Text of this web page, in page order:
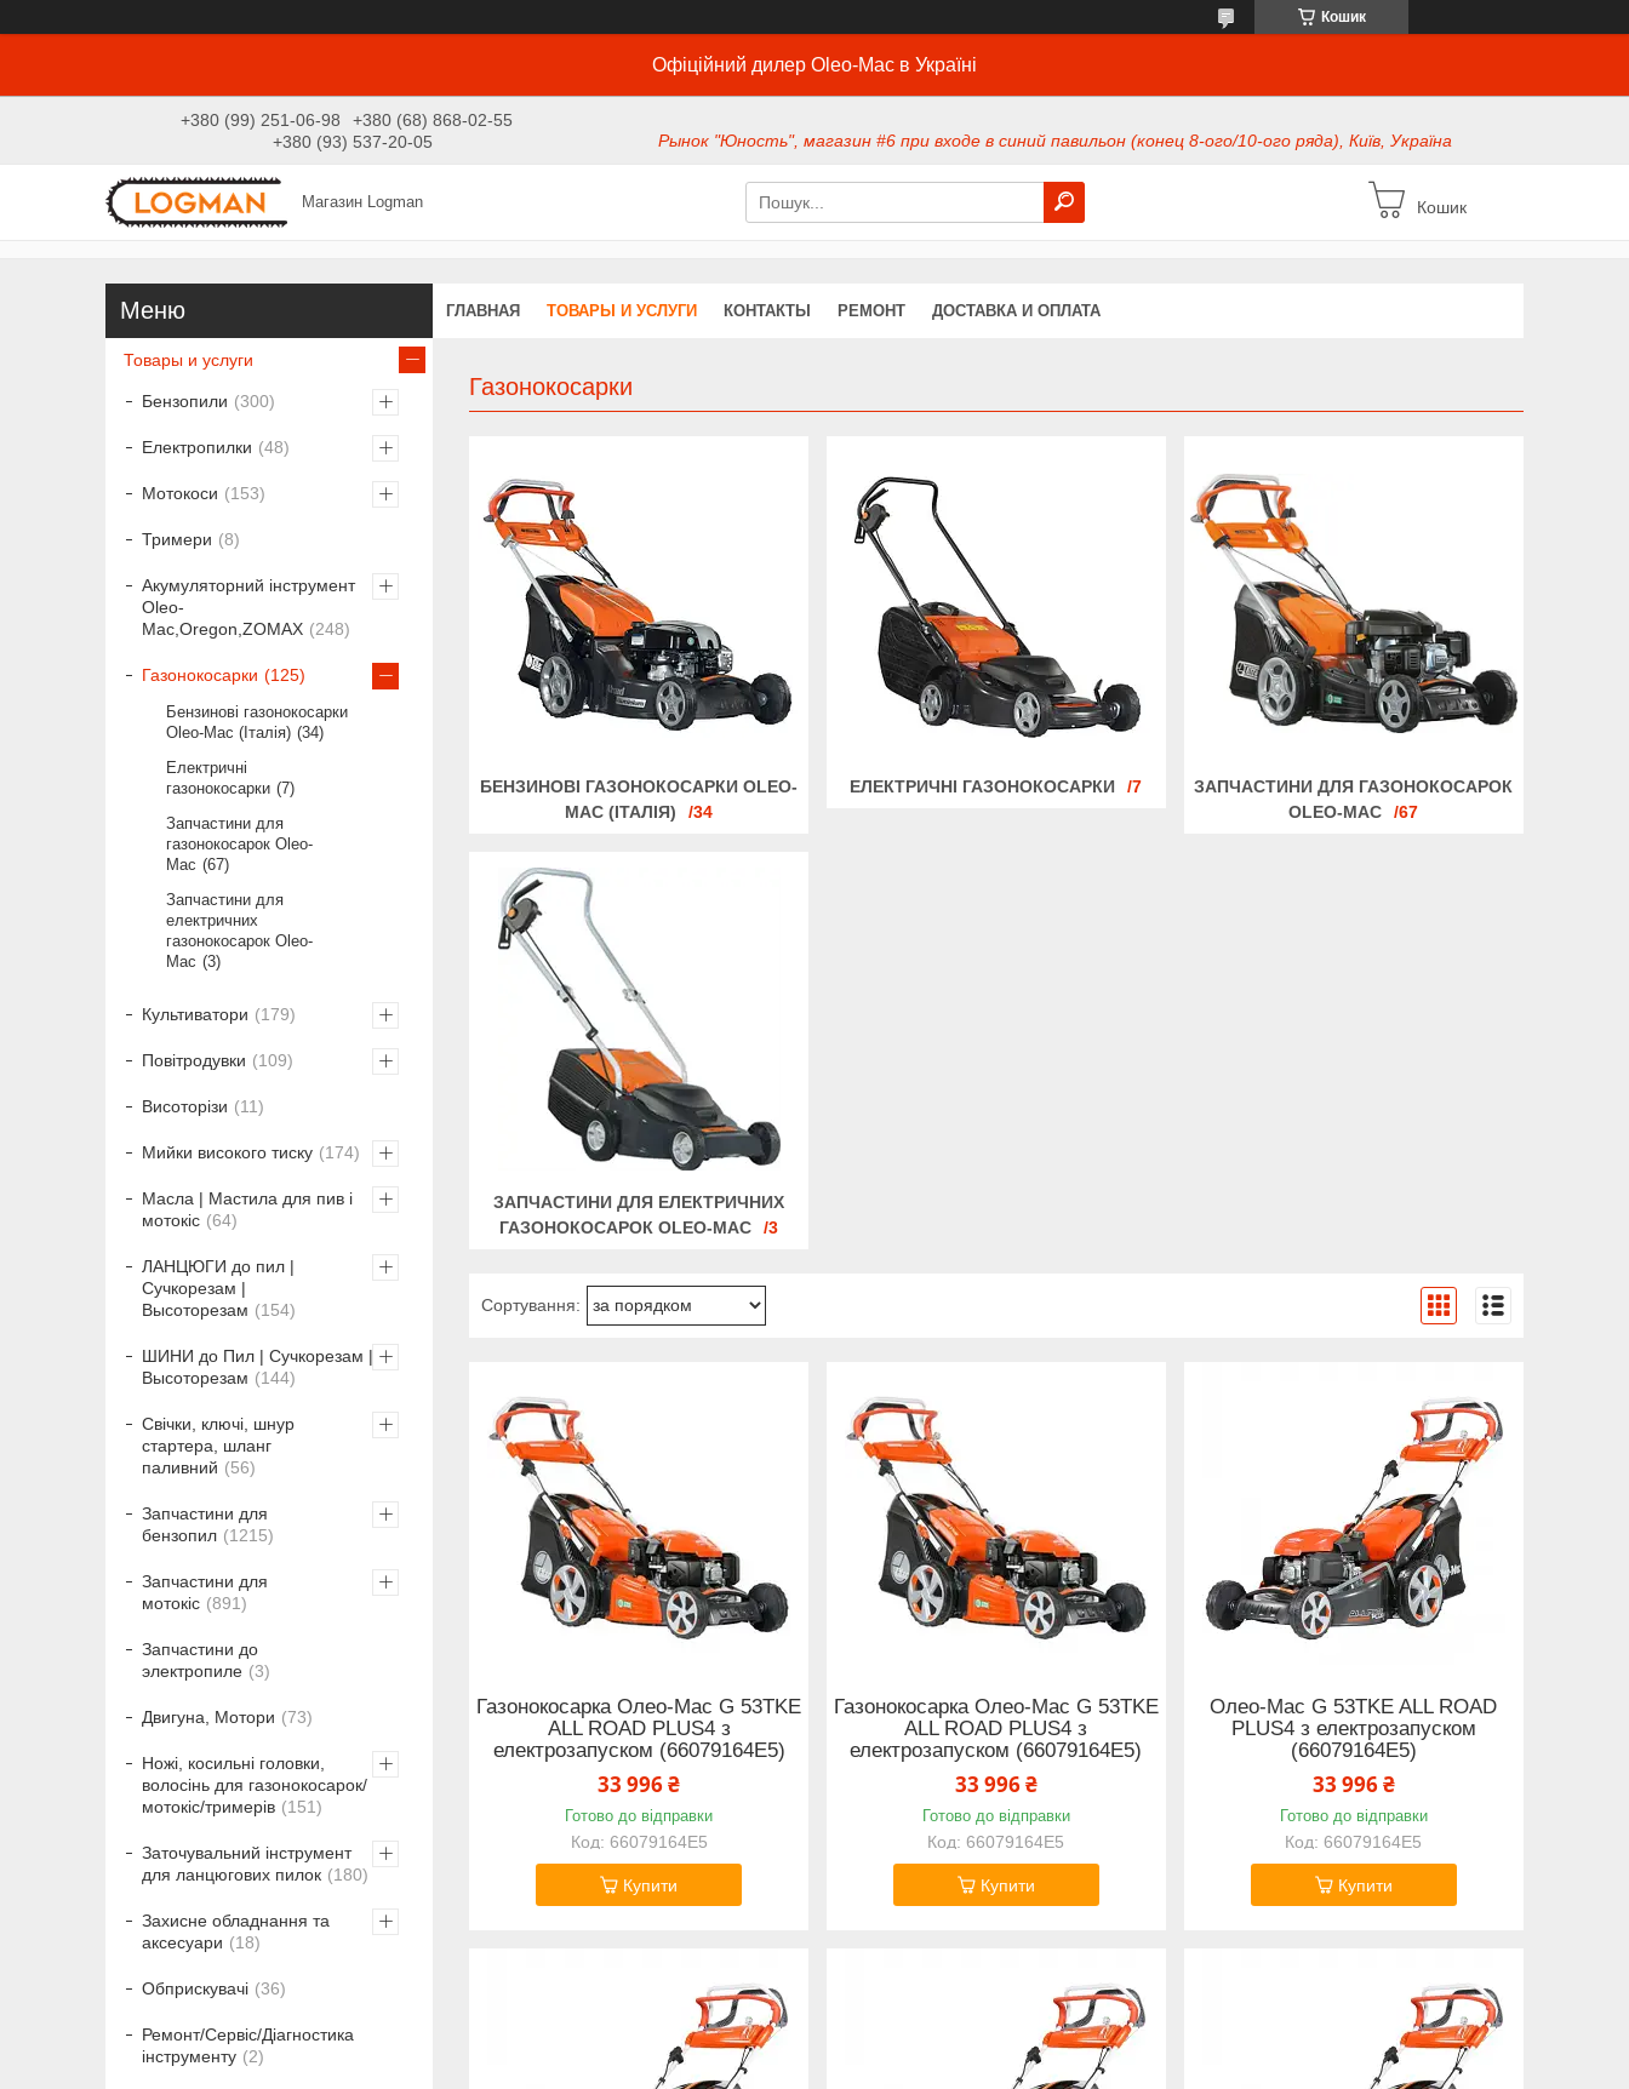
Кошик
Офіційний дилер Oleo-Mac в Україні
+380 (99) 251-06-98
+380 (68) 868-02-55
+380 (93) 537-20-05
Рынок "Юность", магазин #6 при входе в синий павильон (конец 8-ого/10-ого ряда), Київ, Україна
Магазин Logman Кошик
ГЛАВНАЯ ТОВАРЫ И УСЛУГИ КОНТАКТЫ РЕМОНТ ДОСТАВКА И ОПЛАТА
Газонокосарки
БЕНЗИНОВІ ГАЗОНОКОСАРКИ OLEO-
MAC (ІТАЛІЯ)
34
ЕЛЕКТРИЧНІ ГАЗОНОКОСАРКИ 7
ЗАПЧАСТИНИ ДЛЯ ГАЗОНОКОСАРОК
OLEO-MAC
67
ЗАПЧАСТИНИ ДЛЯ ЕЛЕКТРИЧНИХ
ГАЗОНОКОСАРОК OLEO-MAC
3
Газонокосарка Олео-Маc G 53TKE
ALL ROAD PLUS4 з
електрозапуском (66079164E5)
33 996 ₴
Готово до відправки
66079164E5
Купити
Газонокосарка Олео-Мас G 53TKE
ALL ROAD PLUS4 з
електрозапуском (66079164E5)
33 996 ₴
Готово до відправки
66079164E5
Купити
Олео-Маc G 53TKE ALL ROAD
PLUS4 з електрозапуском
(66079164E5)
33 996 ₴
Готово до відправки
66079164E5
Купити
Товары и услуги
Бензопили 300
Електропилки 48
Мотокоси 153
Тримери 8
Акумуляторний інструмент
Oleo-
Mac,Oregon,ZOMAX
248
Газонокосарки 125
Бензинові газонокосарки
Oleo-Mac (Італія) 34
Електричні
газонокосарки 7
Запчастини для
газонокосарок Oleo-
Mac
67
Запчастини для
електричних
газонокосарок Oleo-
Mac
3
Культиватори 179
Повітродувки 109
Висоторізи 11
Мийки високого тиску 174
Масла | Мастила для пив і
мотокіс
64
ЛАНЦЮГИ до пил |
Сучкорезам |
Высоторезам
154
ШИНИ до Пил | Сучкорезам |
Высоторезам
144
Свічки, ключі, шнур
стартера, шланг
паливний
56
Запчастини для
бензопил
1215
Запчастини для
мотокіс
891
Запчастини до
электропиле
3
Двигуна, Мотори 73
Ножі, косильні головки,
волосінь для газонокосарок/
мотокіс/тримерів
151
Заточувальний інструмент
для ланцюгових пилок
180
Захисне обладнання та
аксесуари
18
Обприскувачі 36
Ремонт/Сервіс/Діагностика
інструменту
2